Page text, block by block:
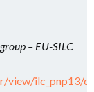
– EU-SILC
view/ilc_pnp13/